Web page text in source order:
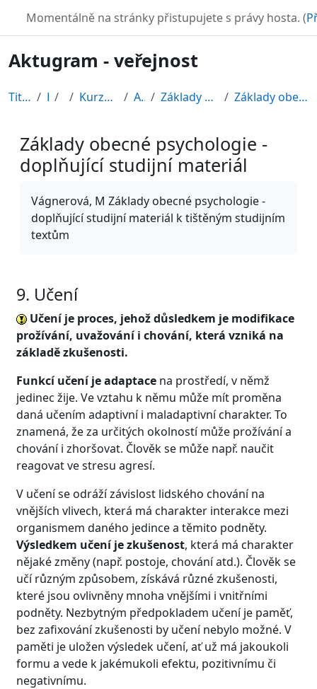
TURBO
Momentálně na stránky přistupujete s právy hosta. (
Aktugram - veřejnost
Titulní stránka Kurzy CDV Kurzy připravené v rámci ESF AKTUGRAM Základy psychologie, sociální psychologie Základy obecné psychologie - doplňující studijní m...
Základy obecné psychologie -
doplňující studijní materiál
Vágnerová, M Základy obecné psychologie -
doplňující studijní materiál k tištěným studijním
textům
9. Učení
Učení je proces, jehož důsledkem je modifikace
prožívání, uvažování i chování, která vzniká na
základě zkušenosti.
Funkcí učení je adaptace na prostředí, v němž
jedinec žije. Ve vztahu k němu může mít proměna
daná učením adaptivní i maladaptivní charakter. To
znamená, že za určitých okolností může prožívání a
chování i zhoršovat. Člověk se může např. naučit
reagovat ve stresu agresí.
V učení se odráží závislost lidského chování na
vnějších vlivech, která má charakter interakce mezi
organismem daného jedince a těmito podněty.
Výsledkem učení je zkušenost, která má charakter
nějaké změny (např. postoje, chování atd.). Člověk se
učí různým způsobem, získává různé zkušenosti,
které jsou ovlivněny mnoha vnějšími i vnitřními
podněty. Nezbytným předpokladem učení je paměť,
bez zafixování zkušenosti by učení nebylo možné. V
paměti je uložen výsledek učení, ať už má jakoukoli
formu a vede k jakémukoli efektu, pozitivnímu či
negativnímu.